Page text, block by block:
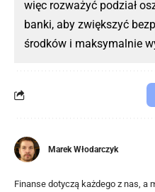
więc rozważyć podział
banki, aby zwiększyć
środków i maksymalnie
Marek Włodarczyk
Finanse dotyczą każdego z nas, a